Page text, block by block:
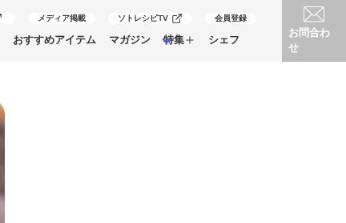
メディア掲載 ソトレシピTV 会員登録
おすすめアイテム マガジン 特集 シェフ
お問合わ
せ